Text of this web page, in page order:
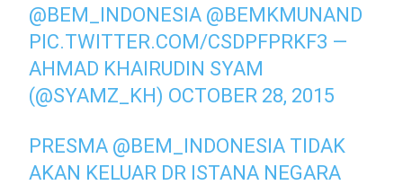
@BEM_INDONESIA @BEMKMUNAND
PIC.TWITTER.COM/CSDPFPRKF3 —
AHMAD KHAIRUDIN SYAM
(@SYAMZ_KH) OCTOBER 28, 2015
PRESMA @BEM_INDONESIA TIDAK
AKAN KELUAR DR ISTANA NEGARA